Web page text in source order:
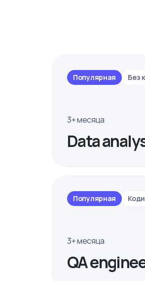
Популярная Без
3+ месяца
Data
Популярная
3+ месяца
QA